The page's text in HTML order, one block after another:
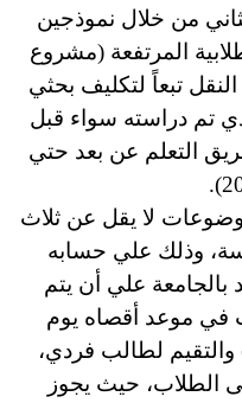
من خلال نموذجين
المرتفعة (مشروع
تبعاً لتكليف بحثي
تم دراسته سواء قبل
التعلم عن بعد حتي
لا يقل عن ثلاث
وذلك علي حسابه
بالجامعة علي أن يتم
في موعد أقصاه يوم
الموافق(2020/5/7) والتقيم لطالب فردي،
الطلاب، حيث يجوز